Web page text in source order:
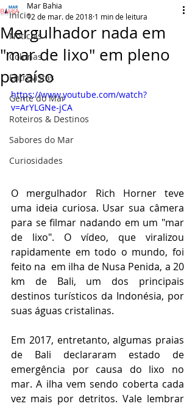
Início
Notícias
Colunas
Entrevistas
Gente do Mar
Roteiros & Destinos
Sabores do Mar
Curiosidades
Mergulhador nada em
"mar de lixo" em pleno
paraíso
Mar Bahia
12 de mar. de 2018 1 min de leitura
https://www.youtube.com/watch?
v=ArYLGNe-jCA
O mergulhador Rich Horner teve
uma ideia curiosa. Usar sua câmera
para se filmar nadando em um "mar
de lixo". O vídeo, que viralizou
rapidamente em todo o mundo, foi
feito na  em ilha de Nusa Penida, a 20
km de Bali, um dos principais
destinos turísticos da Indonésia, por
suas águas cristalinas.
Em 2017, entretanto, algumas praias
de Bali declararam estado de
emergência por causa do lixo no
mar. A ilha vem sendo coberta cada
vez mais por detritos. Vale lembrar